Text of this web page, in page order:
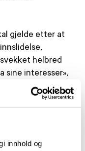
innhold og
gjelde etter at
helbred
sine interesser»,
har
vilje og hadde